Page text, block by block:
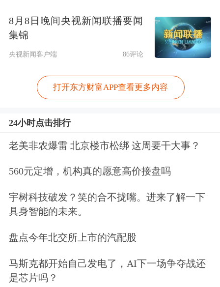
8月8日晚间央视新闻联播要闻
集锦
央视新闻客户端 86评论
打开东方财富APP查看更多内容
24小时点击排行
老美非农爆雷 北京楼市松绑 这周要干大事？
560元定增，机构真的愿意高价接盘吗
宇树科技破发？笑的合不拢嘴。进来了解一下
具身智能的未来。
盘点今年北交所上市的汽配股
马斯克都开始自己发电了，AI下一场争夺战还
是芯片吗？